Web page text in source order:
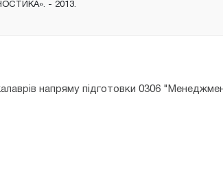
- 2013.
напряму підготовки 0306